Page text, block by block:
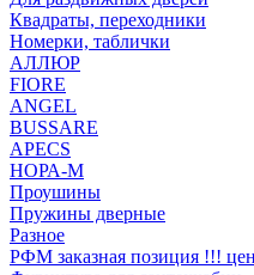
Квадраты, переходники
Номерки, таблички
АЛЛЮР
FIORE
ANGEL
BUSSARE
APECS
НОРА-М
Проушины
Пружины дверные
Разное
РФМ заказная позиция !!!